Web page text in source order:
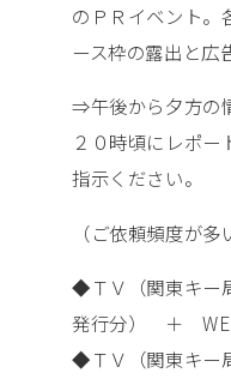
のＰＲイベント。
ース枠の露出と広
⇒午後から夕方の
２０時頃にレポ
指示ください。
（ご依頼頻度が多
◆ＴＶ（関東キー
発行分） ＋
◆ＴＶ（関東キー